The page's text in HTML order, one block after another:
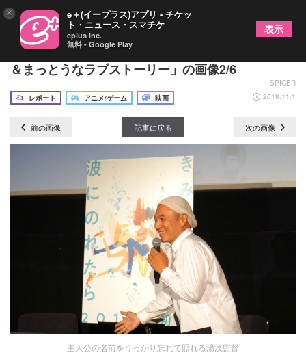
2019年初夏公開！湯浅政明監督最新作は「シンプル
＆まっとうなラブストーリー」の画像2/6
SPICER
レポート
アニメ/ゲーム 映画 2018.11.1
前の画像 記事に戻る 次の画像
主人公の名前をうっかり忘れて照れる湯浅監督
× e＋(イープラス)アプリ - チケッ
ト・ニュース・スマチケ
eplus inc.
無料 - Google Play
表示